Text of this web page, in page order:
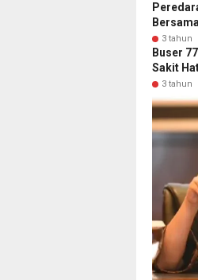
3 tahun
Buser
Sakit
3 tahun